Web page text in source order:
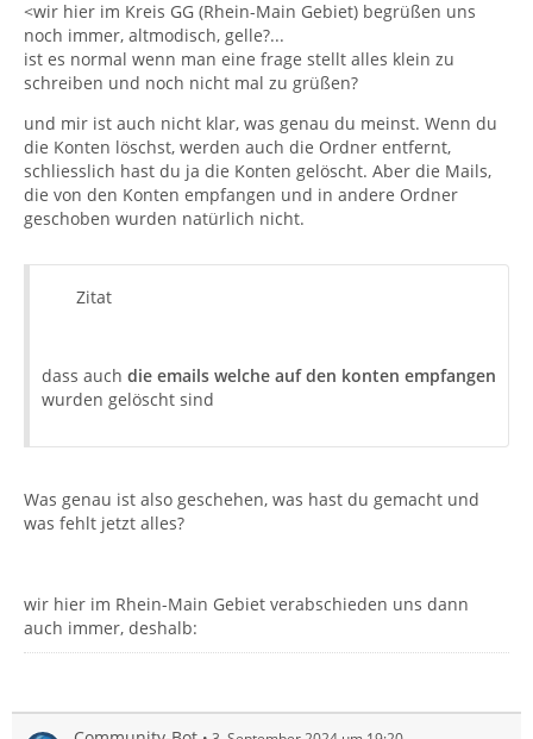
<wir hier im Kreis GG (Rhein-Main Gebiet) begrüßen uns
noch immer, altmodisch, gelle?...
ist es normal wenn man eine frage stellt alles klein zu
schreiben und noch nicht mal zu grüßen?
und mir ist auch nicht klar, was genau du meinst. Wenn du
die Konten löschst, werden auch die Ordner entfernt,
schliesslich hast du ja die Konten gelöscht. Aber die Mails,
die von den Konten empfangen und in andere Ordner
geschoben wurden natürlich nicht.
Zitat
dass auch die emails welche auf den konten empfangen
wurden gelöscht sind
Was genau ist also geschehen, was hast du gemacht und
was fehlt jetzt alles?
wir hier im Rhein-Main Gebiet verabschieden uns dann
auch immer, deshalb: